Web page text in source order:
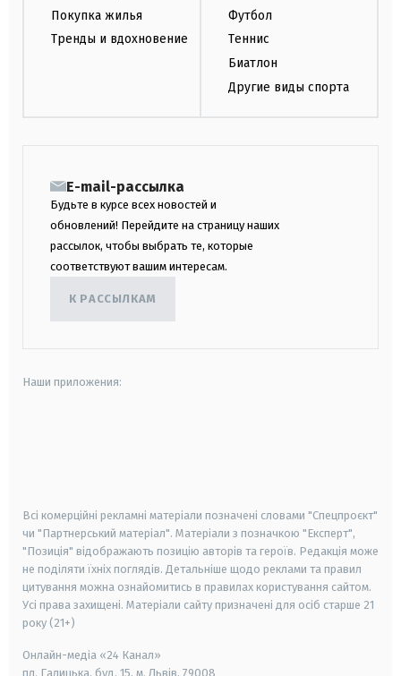
Покупка жилья
Тренды и вдохновение
Футбол
Теннис
Биатлон
Другие виды спорта
E-mail-рассылка
Будьте в курсе всех новостей и
обновлений! Перейдите на страницу наших
рассылок, чтобы выбрать те, которые
соответствуют вашим интересам.
К РАССЫЛКАМ
Наши приложения:
Всі комерційні рекламні матеріали позначені словами "Спецпроєкт"
чи "Партнерський матеріал". Матеріали з позначкою "Експерт",
"Позиція" відображають позицію авторів та героїв. Редакція може
не поділяти їхніх поглядів. Детальніше щодо реклами та правил
цитування можна ознайомитись в правилах користування сайтом.
Усі права захищені. Матеріали сайту призначені для осіб старше 21
року (21+)
Онлайн-медіа «24 Канал»
пл. Галицька, буд. 15, м. Львів, 79008